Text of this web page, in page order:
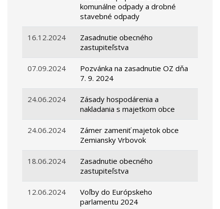
komunálne odpady a drobné
stavebné odpady
16.12.2024
Zasadnutie obecného
zastupiteľstva
07.09.2024
Pozvánka na zasadnutie OZ dňa
7. 9. 2024
24.06.2024
Zásady hospodárenia a
nakladania s majetkom obce
24.06.2024
Zámer zameniť majetok obce
Zemiansky Vrbovok
18.06.2024
Zasadnutie obecného
zastupiteľstva
12.06.2024
Voľby do Európskeho
parlamentu 2024